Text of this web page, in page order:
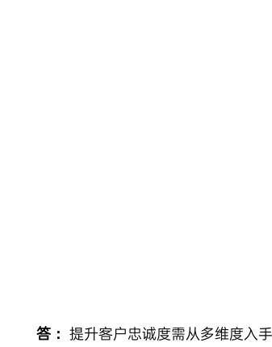
答： 提升客户忠诚度需从多维度入手